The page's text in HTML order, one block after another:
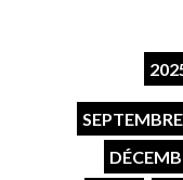
SEPTEMBRE